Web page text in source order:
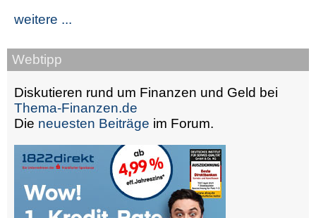
weitere ...
Webtipp
Diskutieren rund um Finanzen und Geld bei
Thema-Finanzen.de
Die neuesten Beiträge im Forum.